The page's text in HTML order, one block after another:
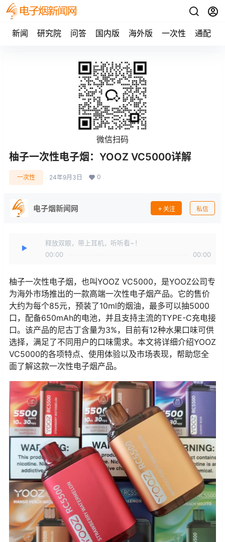
新闻 研究院 问答 国内版 海外版 一次性 通配
微信扫码
柚子一次性电子烟：YOOZ VC5000详解
一次性 24年9月3日 0
电子烟新闻网 关注 私信
释放双眼，带上耳机，听听看~！
00:00
00:00
柚子一次性电子烟，也叫YOOZ VC5000，是YOOZ公司专
为海外市场推出的一款高端一次性电子烟产品。它的售价
大约为每个85元，预装了10ml的烟油，最多可以抽5000
口，配备650mAh的电池，并且支持主流的TYPE-C充电接
口。该产品的尼古丁含量为3%，目前有12种水果口味可供
选择，满足了不同用户的口味需求。本文将详细介绍YOOZ
VC5000的各项特点、使用体验以及市场表现，帮助您全
面了解这款一次性电子烟产品。